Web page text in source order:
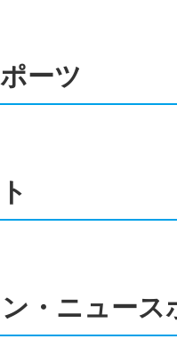
ーツ
・ニュース